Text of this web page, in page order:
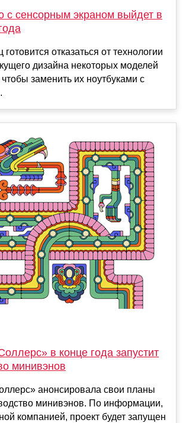
с сенсорным экраном выйдет в
отказаться от технологии
дизайна некоторых моделей
заменить их ноутбуками с
в конце года запустит
минивэнов
анонсировала свои планы
минивэнов. По информации,
компанией, проект будет запущен